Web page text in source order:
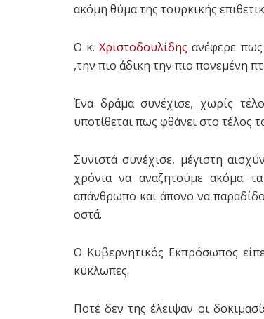
ακόμη θύμα της τουρκικής
Ο κ.Χριστοδουλίδης ανέφερε
,την πιο άδικη την πιο πονεμένη
Ένα δράμα συνέχισε, χωρίς
υποτίθεται πως φθάνει στο τέλος
Συνιστά συνέχισε, μέγιστη
χρόνια να αναζητούμε ακόμα
απάνθρωπο και άπονο να
οστά.
Ο Κυβερνητικός Εκπρόσωπος
κύκλωπες.
Ποτέ δεν της έλειψαν οι